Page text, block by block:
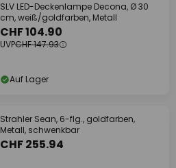
SLV LED-Deckenlampe Decona, Ø 30
cm, weiß/goldfarben, Metall
CHF 104.90
UVPCHF 147.93
Auf Lager
Strahler Sean, 6-flg., goldfarben,
Metall, schwenkbar
CHF 255.94